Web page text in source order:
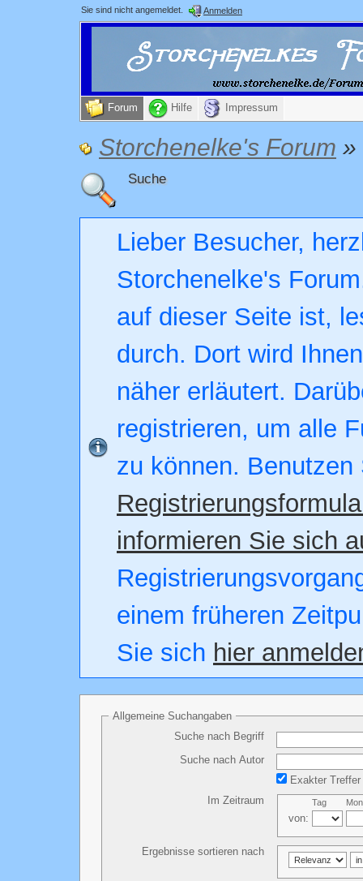
Sie sind nicht angemeldet. Anmelden
Forum Hilfe Impressum
Storchenelke's Forum »
Suche
Lieber Besucher,
Storchenelke's
auf dieser Seite ist,
durch. Dort wird
näher erläutert.
registrieren, um alle
zu können. Benutzen
informieren Sie sich
einem früheren
Sie sich hier
Allgemeine Suchangaben
Suche nach Begriff
Suche nach Autor
Exakter Treffer
Im Zeitraum
von:
Tag
Ergebnisse sortieren nach